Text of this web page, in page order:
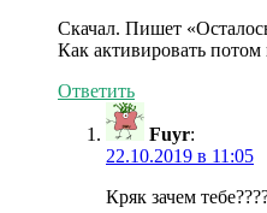
Скачал. Пишет
Как активировать потом
Ответить
Fuyr:
22.10.2019 в 11:05
Кряк зачем